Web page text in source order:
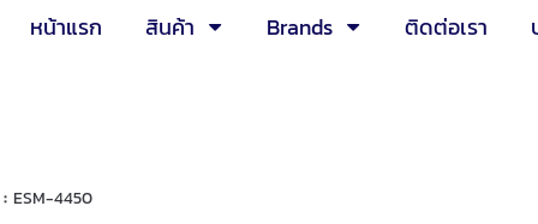
หน้าแรก สินค้า Brands ติดต่อเรา
ESM-4450